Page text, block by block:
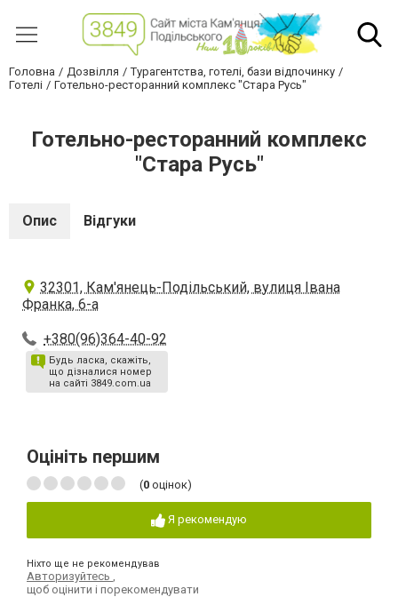
Головна Дозвілля
Турагентства, готелі, бази відпочинку
Готелі
Готельно-ресторанний комплекс "Стара Русь"
Готельно-ресторанний комплекс
"Стара Русь"
Опис Відгуки
32301, Кам'янець-Подільський, вулиця Івана
Франка, 6-а
+380(96)364-40-92
Будь ласка, скажіть,
що дізналися номер
на сайті 3849.com.ua
Оцініть першим
(0 оцінок)
Я рекомендую
Ніхто ще не рекомендував
Авторизуйтесь
щоб оцінити і порекомендувати